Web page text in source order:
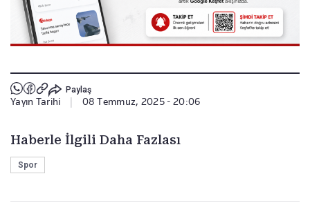
Paylaş
Yayın Tarihi 08 Temmuz, 2025 - 20:06
Haberle İlgili Daha Fazlası
Spor